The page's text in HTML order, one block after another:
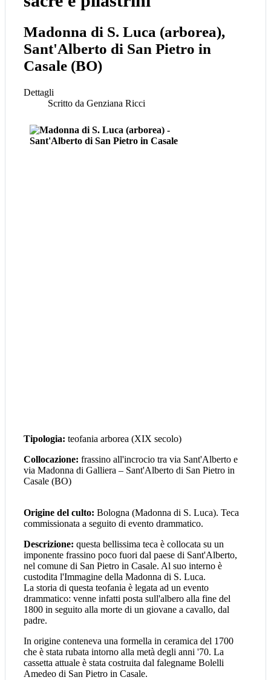
Madonna di S. Luca (arborea),
Sant'Alberto di San Pietro in
Casale (BO)
Dettagli
Scritto da Genziana Ricci
Tipologia: teofania arborea (XIX secolo)
Collocazione: frassino all'incrocio tra via Sant'Alberto e
via Madonna di Galliera – Sant'Alberto di San Pietro in
Casale (BO)
Origine del culto: Bologna (Madonna di S. Luca). Teca
commissionata a seguito di evento drammatico.
Descrizione: questa bellissima teca è collocata su un
imponente frassino poco fuori dal paese di Sant'Alberto,
nel comune di San Pietro in Casale. Al suo interno è
custodita l'Immagine della Madonna di S. Luca.
La storia di questa teofania è legata ad un evento
drammatico: venne infatti posta sull'albero alla fine del
1800 in seguito alla morte di un giovane a cavallo, dal
padre.
In origine conteneva una formella in ceramica del 1700
che è stata rubata intorno alla metà degli anni '70. La
cassetta attuale è stata costruita dal falegname Bolelli
Amedeo di San Pietro in Casale.